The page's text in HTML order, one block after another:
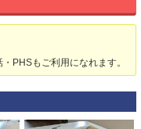
PHSもご利用になれます。